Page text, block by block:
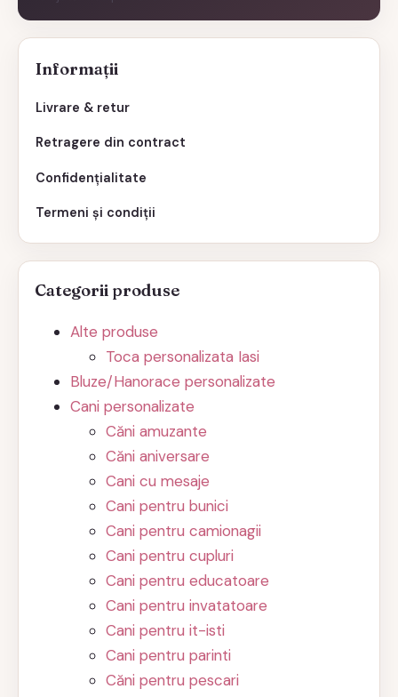
Informații
Livrare & retur
Retragere din contract
Confidențialitate
Termeni și condiții
Categorii produse
Alte produse
Toca personalizata Iasi
Bluze/Hanorace personalizate
Cani personalizate
Căni amuzante
Căni aniversare
Cani cu mesaje
Cani pentru bunici
Cani pentru camionagii
Cani pentru cupluri
Cani pentru educatoare
Cani pentru invatatoare
Cani pentru it-isti
Cani pentru parinti
Căni pentru pescari